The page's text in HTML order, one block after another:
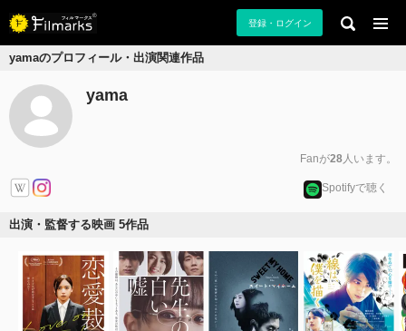
登録・ログイン
yamaのプロフィール・出演関連作品
yama
Fanが28人います。
Spotifyで聴く
出演・監督する映画 5作品